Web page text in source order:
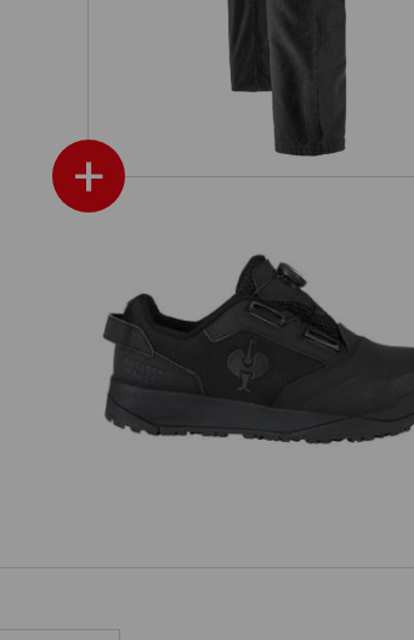
+
S1 Bezpečnostná obuv e.s. Nakuru